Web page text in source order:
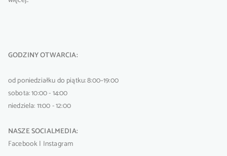
GODZINY OTWARCIA:
od poniedziałku do piątku: 8:00–19:00
sobota: 10:00 - 14:00
niedziela: 11:00 - 12:00
NASZE SOCIALMEDIA:
Facebook| Instagram